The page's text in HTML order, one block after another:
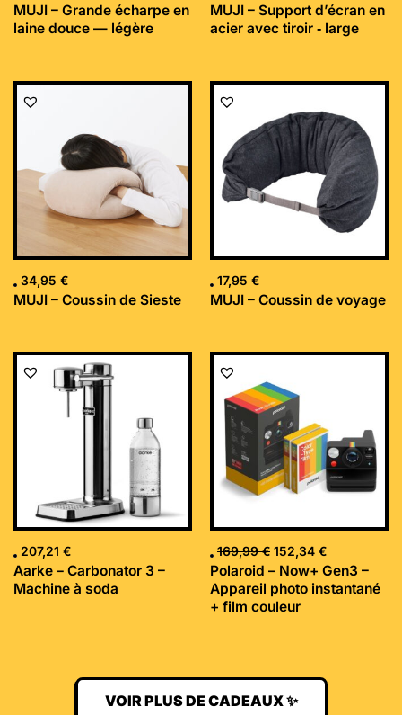
MUJI – Grande écharpe en
laine douce — légère
MUJI – Support d’écran en
acier avec tiroir ‐ large
34,95 €
MUJI – Coussin de Sieste
17,95 €
MUJI – Coussin de voyage
207,21 €
Aarke – Carbonator 3 –
Machine à soda
169,99€
Le
initial
était :
169,99 €.
152,34 €
Le
Polaroid – Now+ Gen3 –
Appareil photo instantané
+ film couleur
VOIR PLUS DE CADEAUX ✨